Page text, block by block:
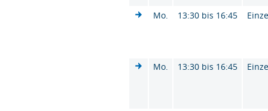
Mo. 13:30 bis 16:45
Mo. 13:30 bis 16:45